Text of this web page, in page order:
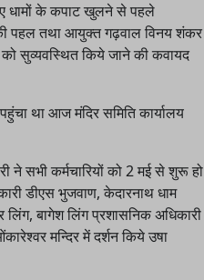
धामों के कपाट खुलने से पहले
पहल तथा आयुक्त गढ़वाल विनय शंकर
को सुव्यवस्थित किये जाने की कवायद
था आज मंदिर समिति कार्यालय
ने सभी कर्मचारियों को 2 मई से शुरू हो
डीएस भुजवाण, केदारनाथ धाम
लिंग, बागेश लिंग प्रशासनिक अधिकारी
मन्दिर में दर्शन किये उषा